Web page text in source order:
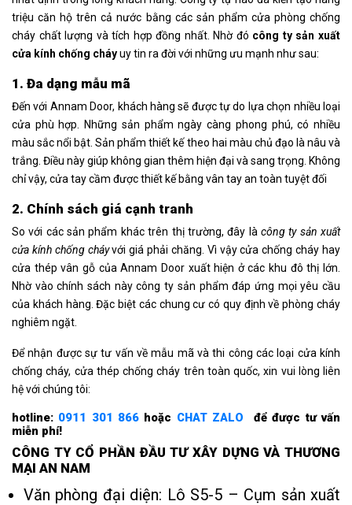
triệu căn hộ trên cả nước bằng các sản phẩm cửa phòng chống
cháy chất lượng và tích hợp đồng nhất. Nhờ đó công ty sản xuất
cửa kính chống cháyuy tin ra đời với những ưu mạnh như sau:
1. Đa dạng mẫu mã
Đến với Annam Door, khách hàng sẽ được tự do lựa chọn nhiều loại
cửa phù hợp. Những sản phẩm ngày càng phong phú, có nhiều
màu sắc nổi bật. Sản phẩm thiết kế theo hai màu chủ đạo là nâu và
trắng. Điều này giúp không gian thêm hiện đại và sang trọng. Không
chỉ vậy, cửa tay cầm được thiết kế bằng vân tay an toàn tuyệt đối
2. Chính sách giá cạnh tranh
So với các sản phẩm khác trên thị trường, đây là công ty sản xuất
cửa kính chống cháyvới giá phải chăng. Vì vậy cửa chống cháy hay
cửa thép vân gỗ của Annam Door xuất hiện ở các khu đô thị lớn.
Nhờ vào chính sách này công ty sản phẩm đáp ứng mọi yêu cầu
của khách hàng. Đặc biệt các chung cư có quy định về phòng cháy
nghiêm ngặt.
Để nhận được sự tư vấn về mẫu mã và thi công các loại cửa kính
chống cháy, cửa thép chống cháy trên toàn quốc, xin vui lòng liên
hệ với chúng tôi:
hotline: 0911 301 866 hoặc CHAT ZALO để được tư vấn
miễn phí!
CÔNG TY CỔ PHẦN ÐẦU TƯ XÂY DỰNG VÀ THƯƠNG
MẠI AN NAM
Văn phòng đại diện: Lô S5-5 – Cụm sản xuất